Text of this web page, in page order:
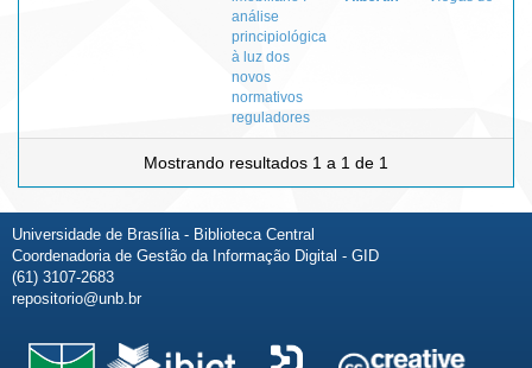
análise
principiológica
à luz dos
novos
normativos
reguladores
Mostrando resultados 1 a 1 de 1
Universidade de Brasília - Biblioteca Central
Coordenadoria de Gestão da Informação Digital - GID
(61) 3107-2683
repositorio@unb.br